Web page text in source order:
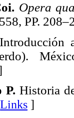
Opera
PP.
Introducción
P. Historia
Links ]